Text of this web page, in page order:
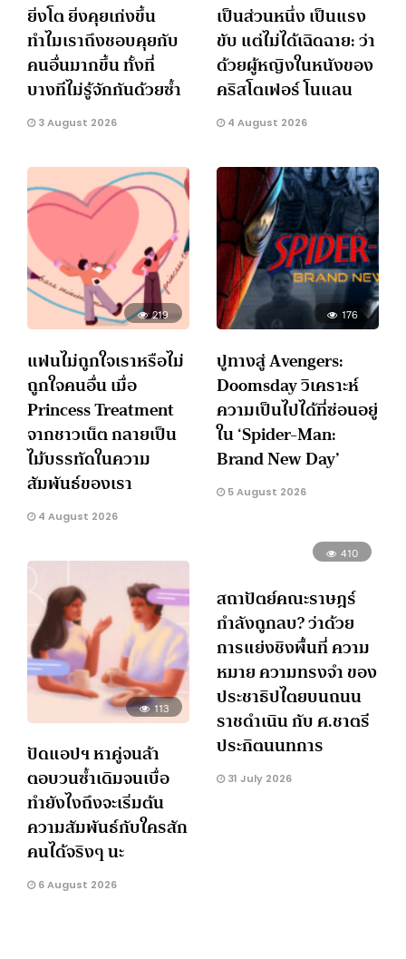
ยิ่งโต ยิ่งคุยเก่งขึ้น
ทำไมเราถึงชอบคุยกับ
คนอื่นมากขึ้น ทั้งที่
บางทีไม่รู้จักกันด้วยซ้ำ
3 August 2026
เป็นส่วนหนึ่ง เป็นแรง
ขับ แต่ไม่ได้เฉิดฉาย: ว่า
ด้วยผู้หญิงในหนังของ
คริสโตเฟอร์ โนแลน
4 August 2026
219
แฟนไม่ถูกใจเราหรือไม่
ถูกใจคนอื่น เมื่อ
Princess Treatment
จากชาวเน็ต กลายเป็น
ไม้บรรทัดในความ
สัมพันธ์ของเรา
4 August 2026
176
ปูทางสู่ Avengers:
Doomsday วิเคราะห์
ความเป็นไปได้ที่ซ่อนอยู่
ใน ‘Spider-Man:
Brand New Day’
5 August 2026
113
ปัดแอปฯ หาคู่จนล้า
ตอบวนซ้ำเดิมจนเบื่อ
ทำยังไงถึงจะเริ่มต้น
ความสัมพันธ์กับใครสัก
คนได้จริงๆ นะ
6 August 2026
410
สถาปัตย์คณะราษฎร์
กำลังถูกลบ? ว่าด้วย
การแย่งชิงพื้นที่ ความ
หมาย ความทรงจำ ของ
ประชาธิปไตยบนถนน
ราชดำเนิน กับ ศ.ชาตรี
ประกิตนนทการ
31 July 2026